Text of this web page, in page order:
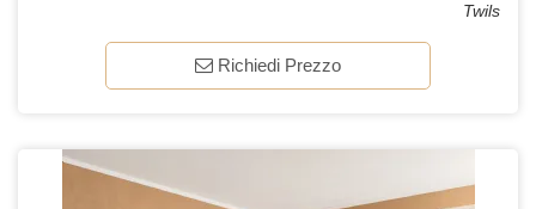
Twils
Richiedi Prezzo